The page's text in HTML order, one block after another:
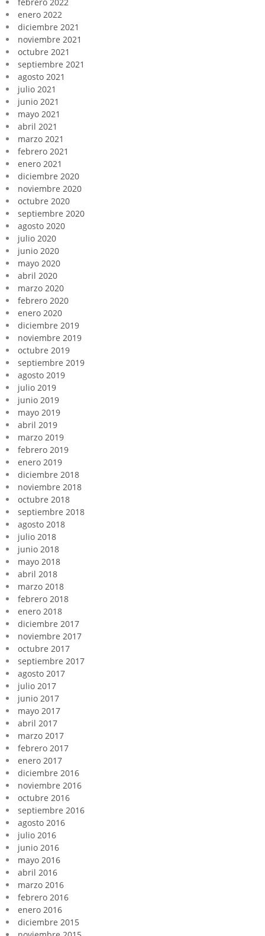
febrero 2022
enero 2022
diciembre 2021
noviembre 2021
octubre 2021
septiembre 2021
agosto 2021
julio 2021
junio 2021
mayo 2021
abril 2021
marzo 2021
febrero 2021
enero 2021
diciembre 2020
noviembre 2020
octubre 2020
septiembre 2020
agosto 2020
julio 2020
junio 2020
mayo 2020
abril 2020
marzo 2020
febrero 2020
enero 2020
diciembre 2019
noviembre 2019
octubre 2019
septiembre 2019
agosto 2019
julio 2019
junio 2019
mayo 2019
abril 2019
marzo 2019
febrero 2019
enero 2019
diciembre 2018
noviembre 2018
octubre 2018
septiembre 2018
agosto 2018
julio 2018
junio 2018
mayo 2018
abril 2018
marzo 2018
febrero 2018
enero 2018
diciembre 2017
noviembre 2017
octubre 2017
septiembre 2017
agosto 2017
julio 2017
junio 2017
mayo 2017
abril 2017
marzo 2017
febrero 2017
enero 2017
diciembre 2016
noviembre 2016
octubre 2016
septiembre 2016
agosto 2016
julio 2016
junio 2016
mayo 2016
abril 2016
marzo 2016
febrero 2016
enero 2016
diciembre 2015